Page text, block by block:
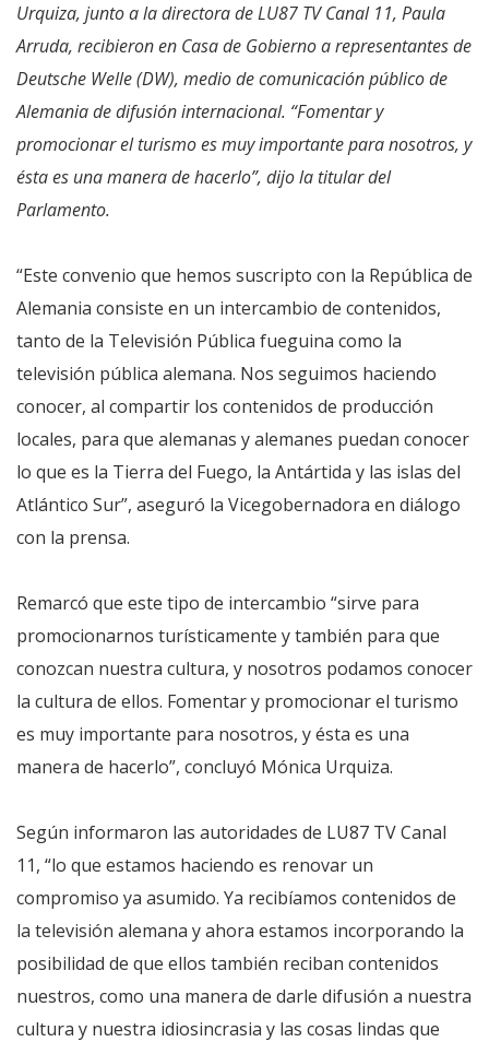
Urquiza, junto a la directora de LU87 TV Canal 11, Paula
Arruda, recibieron en Casa de Gobierno a representantes de
Deutsche Welle (DW), medio de comunicación público de
Alemania de difusión internacional. “Fomentar y
promocionar el turismo es muy importante para nosotros, y
ésta es una manera de hacerlo”, dijo la titular del
Parlamento.
“Este convenio que hemos suscripto con la República de
Alemania consiste en un intercambio de contenidos,
tanto de la Televisión Pública fueguina como la
televisión pública alemana. Nos seguimos haciendo
conocer, al compartir los contenidos de producción
locales, para que alemanas y alemanes puedan conocer
lo que es la Tierra del Fuego, la Antártida y las islas del
Atlántico Sur”, aseguró la Vicegobernadora en diálogo
con la prensa.
Remarcó que este tipo de intercambio “sirve para
promocionarnos turísticamente y también para que
conozcan nuestra cultura, y nosotros podamos conocer
la cultura de ellos. Fomentar y promocionar el turismo
es muy importante para nosotros, y ésta es una
manera de hacerlo”, concluyó Mónica Urquiza.
Según informaron las autoridades de LU87 TV Canal
11, “lo que estamos haciendo es renovar un
compromiso ya asumido. Ya recibíamos contenidos de
la televisión alemana y ahora estamos incorporando la
posibilidad de que ellos también reciban contenidos
nuestros, como una manera de darle difusión a nuestra
cultura y nuestra idiosincrasia y las cosas lindas que